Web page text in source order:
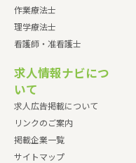
作業療法士
理学療法士
看護師・准看護士
求人情報ナビにつ
いて
求人広告掲載について
リンクのご案内
掲載企業一覧
サイトマップ